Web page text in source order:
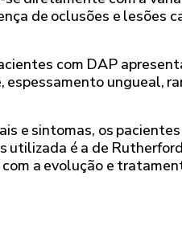
de oclusões e lesões
com DAP
espessamento ungueal,
e sintomas, os
utilizada é a de
a evolução e